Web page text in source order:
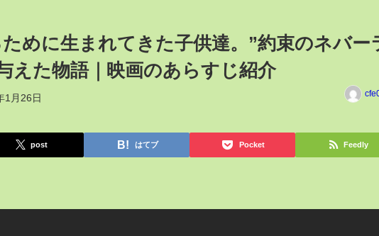
めに生まれてきた子供達。”約束のネバー
えた物語｜映画のあらすじ紹介
1月26日
post はてブ Pocket Feedly